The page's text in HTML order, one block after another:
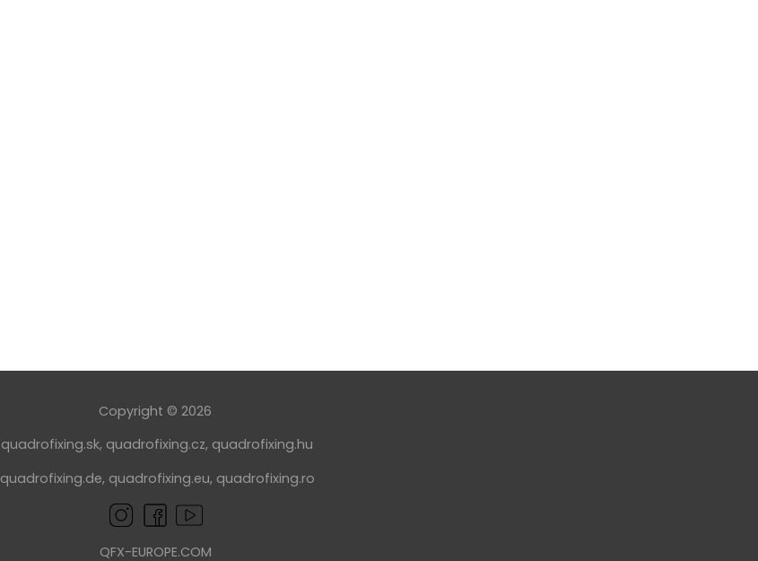
Copyright © 2026
quadrofixing.sk, quadrofixing.cz, quadrofixing.hu
quadrofixing.de, quadrofixing.eu, quadrofixing.ro
QFX-EUROPE.COM